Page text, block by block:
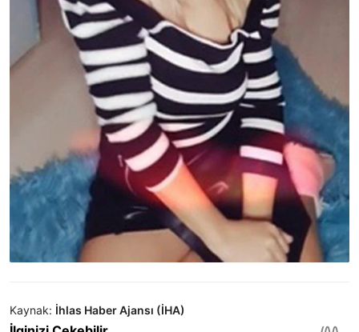
Kaynak: İhlas Haber Ajansı (İHA)